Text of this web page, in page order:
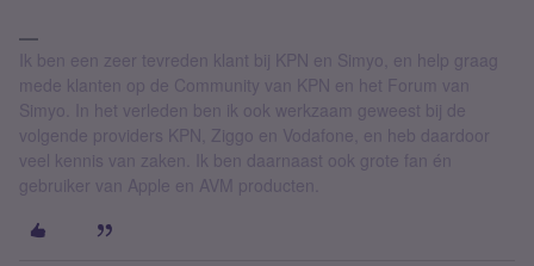
Ik ben een zeer tevreden klant bij KPN en Simyo, en help graag
mede klanten op de Community van KPN en het Forum van
Simyo. In het verleden ben ik ook werkzaam geweest bij de
volgende providers KPN, Ziggo en Vodafone, en heb daardoor
veel kennis van zaken. Ik ben daarnaast ook grote fan én
gebruiker van Apple en AVM producten.